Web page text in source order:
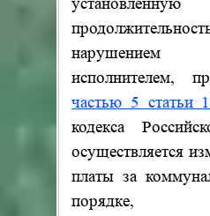
установленную
исполнителем,
частью 5 статьи
кодекса
осуществляется
платы за
порядке,